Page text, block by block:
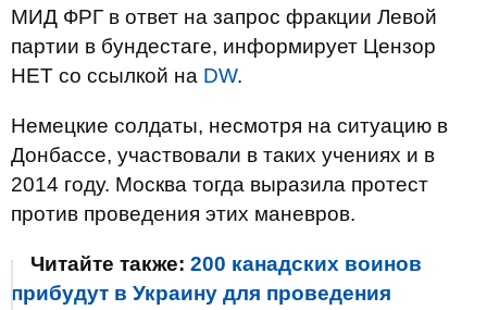
МИД ФРГ в ответ на запрос фракции Левой
партии в бундестаге, информирует Цензор
НЕТ со ссылкой на DW.
Немецкие солдаты, несмотря на ситуацию в
Донбассе, участвовали в таких учениях и в
2014 году. Москва тогда выразила протест
против проведения этих маневров.
Читайте также: 200 канадских воинов
прибудут в Украину для проведения